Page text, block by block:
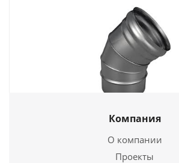
352руб.
Компания
О компании
Проекты